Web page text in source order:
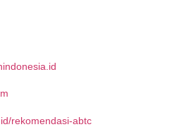
rekomendasi-abtc